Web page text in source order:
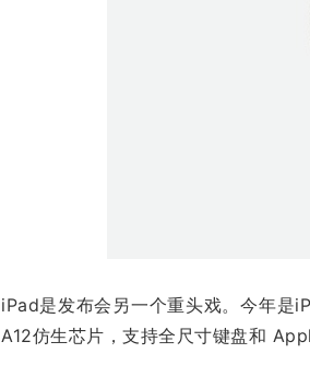
iPad是发布会另一个重头戏。今年是
A12仿生芯片，支持全尺寸键盘和